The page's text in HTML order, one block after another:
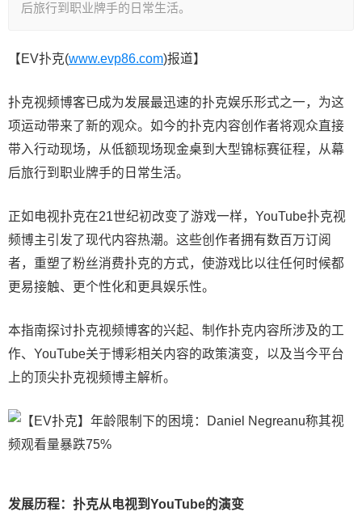
后旅行到职业牌手的日常生活。
【EV扑克(www.evp86.com)报道】
扑克视频博客已成为发展最迅速的扑克娱乐形式之一，为这
项运动带来了新的观众。如今的扑克内容创作者将观众直接
带入行动现场，从低额现场现金桌到大型锦标赛征程，从幕
后旅行到职业牌手的日常生活。
正如电视扑克在21世纪初改变了游戏一样，YouTube扑克视
频博主引发了现代内容热潮。这些创作者拥有数百万订阅
者，重塑了粉丝消费扑克的方式，使游戏比以往任何时候都
更易接触、更个性化和更具娱乐性。
本指南探讨扑克视频博客的兴起、制作扑克内容所涉及的工
作、YouTube关于博彩相关内容的政策演变，以及当今平台
上的顶尖扑克视频博主解析。
发展历程：扑克从电视到YouTube的演变